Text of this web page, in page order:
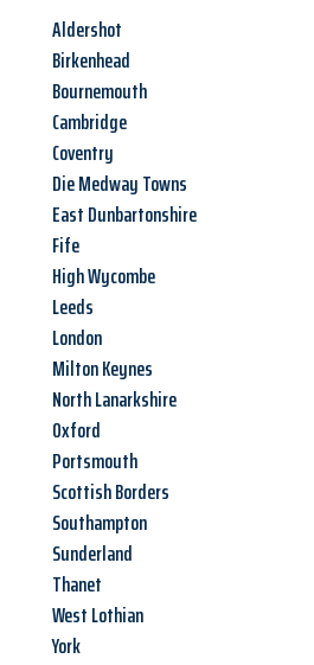
Aldershot
Birkenhead
Bournemouth
Cambridge
Coventry
Die Medway Towns
East Dunbartonshire
Fife
High Wycombe
Leeds
London
Milton Keynes
North Lanarkshire
Oxford
Portsmouth
Scottish Borders
Southampton
Sunderland
Thanet
West Lothian
York